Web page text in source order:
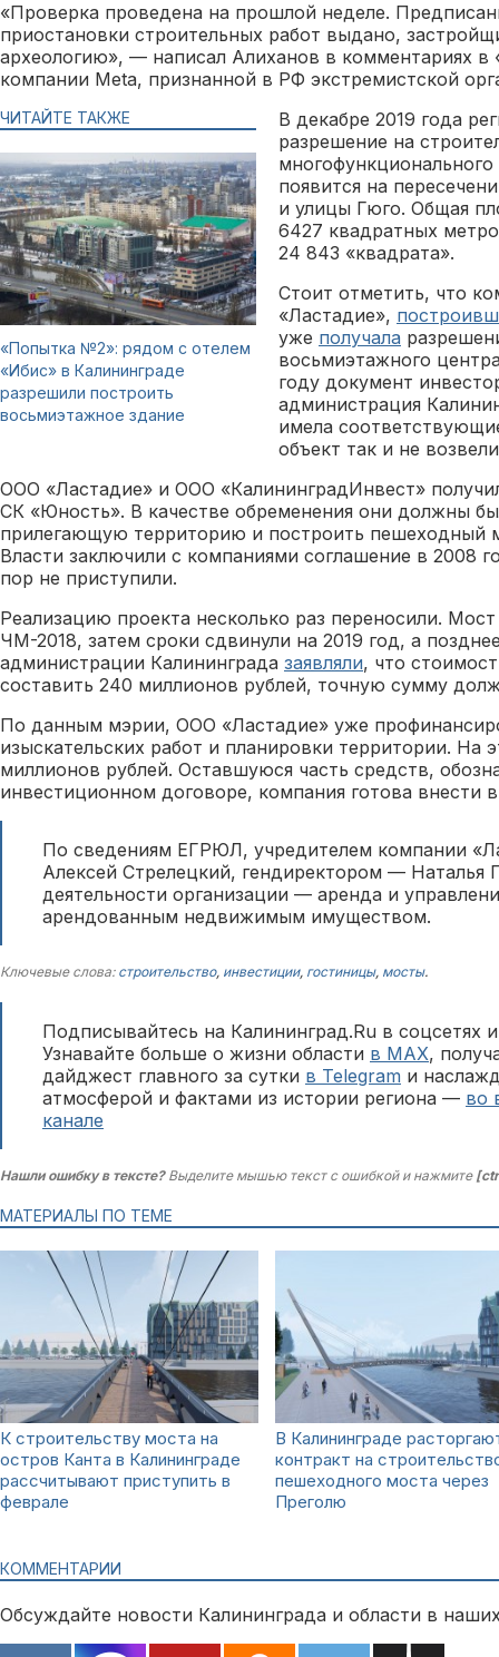
«Проверка проведена на прошлой неделе.
приостановки строительных работ выдано,
археологию», — написал Алиханов в комментариях в
компании Meta, признанной в РФ экстремистской
ЧИТАЙТЕ ТАКЖЕ
«Попытка №2»: рядом с отелем
«Ибис» в Калининграде
разрешили построить
восьмиэтажное здание
В декабре 2019 года
разрешение на
появится на
и улицы Гюго. Общая
6427 квадратных
24 843 «квадрата».
Стоит отметить, что
«Ластадие»,
уже получала
восьмиэтажного
году документ
администрация
имела
объект так и не
ООО «Ластадие» и ООО «КалининградИнвест»
СК «Юность». В качестве обременения они должны
прилегающую территорию и построить пешеходный
Власти заключили с компаниями соглашение в 2008
пор не приступили.
Реализацию проекта несколько раз переносили.
ЧМ-2018, затем сроки сдвинули на 2019 год, а
администрации Калининграда заявляли, что
составить 240 миллионов рублей, точную сумму
По данным мэрии, ООО «Ластадие» уже
изыскательских работ и планировки территории. На
миллионов рублей. Оставшуюся часть средств,
инвестиционном договоре, компания готова внести
По сведениям ЕГРЮЛ, учредителем компании
Алексей Стрелецкий, гендиректором — Наталья
деятельности организации — аренда и
арендованным недвижимым имуществом.
Ключевые слова: строительство, инвестиции, гостиницы, мосты.
Подписывайтесь на Калининград.Ru в соцсетях
Узнавайте больше о жизни области в MAX,
дайджест главного за сутки в Telegram и
атмосферой и фактами из истории региона — во
канале
Нашли ошибку в тексте?Выделите мышью текст с ошибкой и нажмите
МАТЕРИАЛЫ ПО ТЕМЕ
К строительству моста на
остров Канта в Калининграде
рассчитывают приступить в
феврале
В Калининграде
контракт на
пешеходного моста через
Преголю
КОММЕНТАРИИ
Обсуждайте новости Калининграда и области в